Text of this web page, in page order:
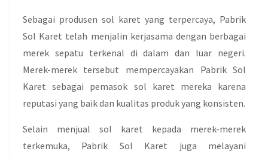
Sebagai produsen sol karet yang terpercaya, Pabrik
Sol Karet telah menjalin kerjasama dengan berbagai
merek sepatu terkenal di dalam dan luar negeri.
Merek-merek tersebut mempercayakan Pabrik Sol
Karet sebagai pemasok sol karet mereka karena
reputasi yang baik dan kualitas produk yang konsisten.
Selain menjual sol karet kepada merek-merek
terkemuka, Pabrik Sol Karet juga melayani